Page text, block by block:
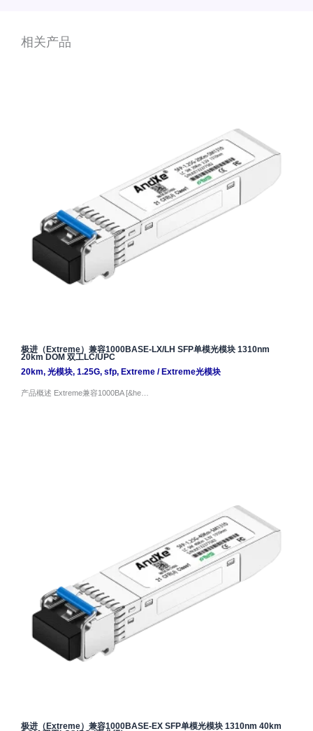
相关产品
极进（Extreme）兼容1000BASE-LX/LH SFP单模光模块 1310nm
20km DOM 双工LC/UPC
20km, 光模块, 1.25G, sfp, Extreme/Extreme光模块
产品概述 Extreme兼容1000BA [&he…
极进（Extreme）兼容1000BASE-EX SFP单模光模块 1310nm 40km